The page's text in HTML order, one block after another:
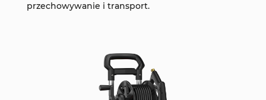
przechowywanie i transport.